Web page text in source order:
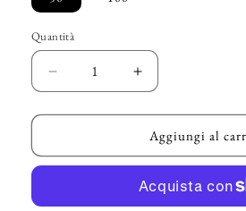
Quantità
Diminuisci
quantità
per
PROFVMO
Aumenta
quantità
per
PROFVMO
“Chocolat”
Aggiungi al